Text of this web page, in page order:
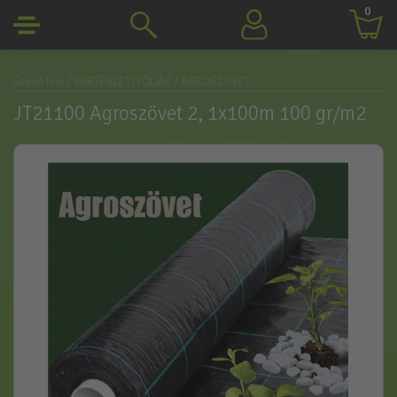
0
JT21100 Agroszövet 2, 1x100m 100 gr/m2